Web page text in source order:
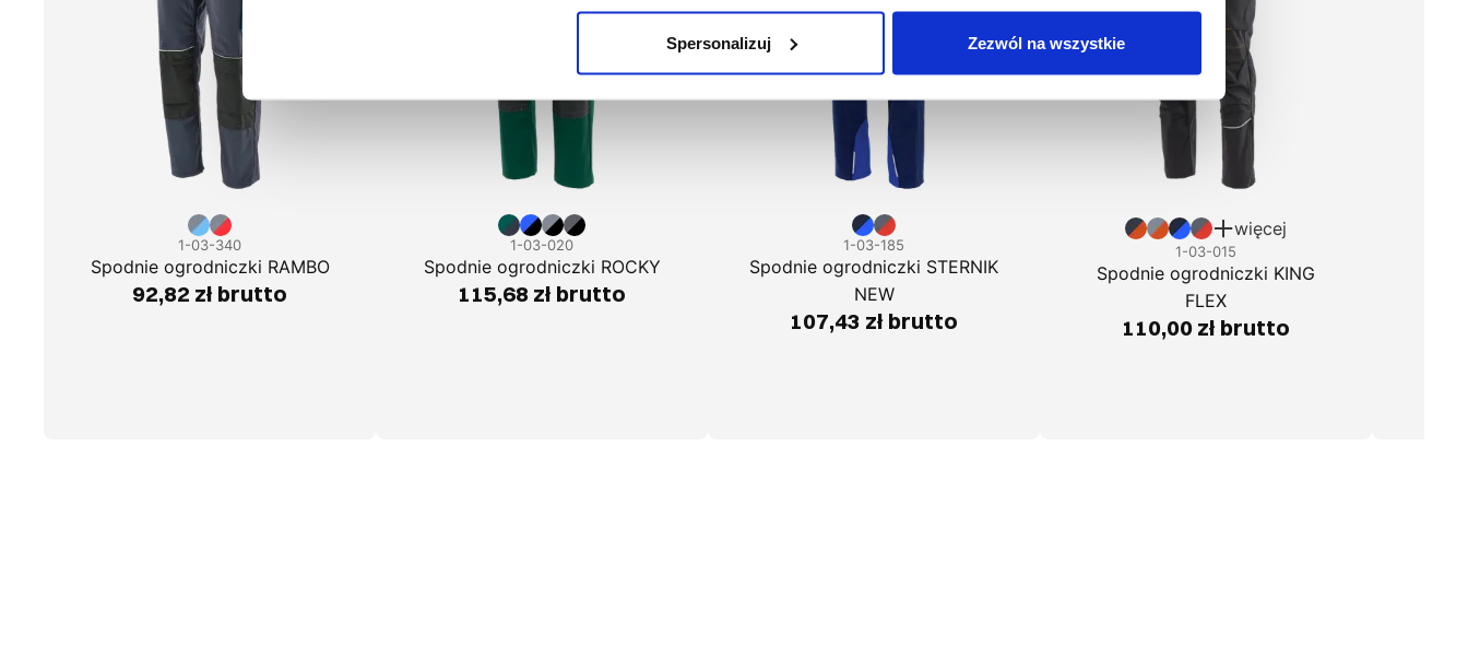
Spersonalizuj Zezwól na wszystkie
1-03-340
Spodnie ogrodniczki RAMBO
92,82 zł brutto
1-03-020
Spodnie ogrodniczki ROCKY
115,68 zł brutto
1-03-185
Spodnie ogrodniczki STERNIK
NEW
107,43 zł brutto
więcej
1-03-015
Spodnie ogrodniczki KING
FLEX
110,00 zł brutto